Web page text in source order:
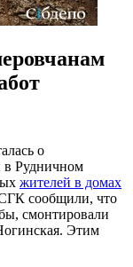
о
в Рудничном
жителей в домах
сообщили, что
смонтировали
Этим